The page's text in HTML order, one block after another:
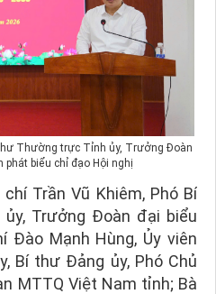
Thường trực Tỉnh ủy, Trưởng Đoàn
phát biểu chỉ đạo Hội nghị
Trần Vũ Khiêm, Phó Bí
Trưởng Đoàn đại biểu
Đào Mạnh Hùng, Ủy viên
Bí thư Đảng ủy, Phó Chủ
MTTQ Việt Nam tỉnh; Bà